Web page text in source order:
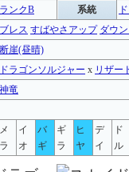
ランクB 系統
ブレス すばやさアップ ダウ
断崖(昼晴)
ドラゴンソルジャー x リザー
神竜
メ
ラ
イ
オ
バ
ギ
ギ
ラ
ヒ
ヤ
デ
イ
ド
ル